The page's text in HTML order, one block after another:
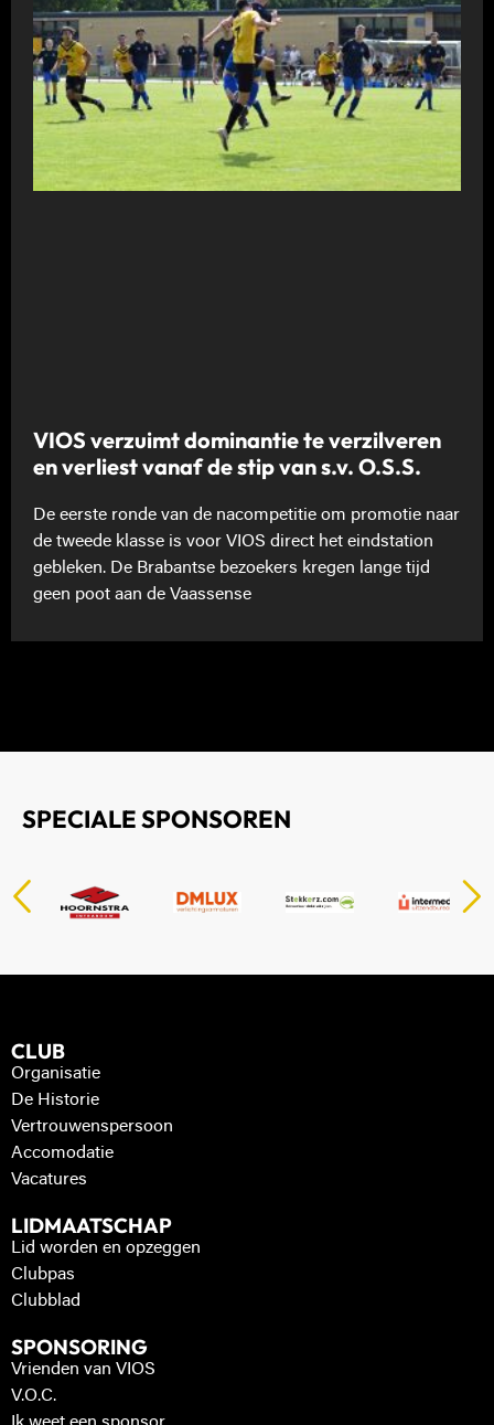
VIOS verzuimt dominantie te verzilveren
en verliest vanaf de stip van s.v. O.S.S.
De eerste ronde van de nacompetitie om promotie naar
de tweede klasse is voor VIOS direct het eindstation
gebleken. De Brabantse bezoekers kregen lange tijd
geen poot aan de Vaassense
SPECIALE SPONSOREN
CLUB
Organisatie
De Historie
Vertrouwenspersoon
Accomodatie
Vacatures
LIDMAATSCHAP
Lid worden en opzeggen
Clubpas
Clubblad
SPONSORING
Vrienden van VIOS
V.O.C.